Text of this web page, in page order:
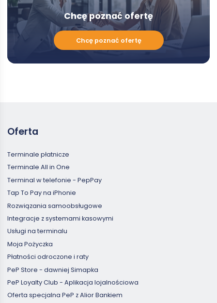
Chcę poznać ofertę
Chcę
Chcę poznać ofertę
Oferta
Terminale płatnicze
Terminale All in One
Terminal w telefonie - PepPay
Tap To Pay na iPhonie
Rozwiązania samoobsługowe
Integracje z systemami kasowymi
Usługi na terminalu
Moja Pożyczka
Płatności odroczone i raty
PeP Store - dawniej Simapka
PeP Loyalty Club - Aplikacja lojalnościowa
Oferta specjalna PeP z Alior Bankiem